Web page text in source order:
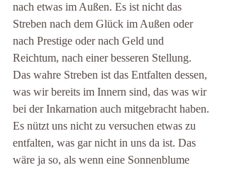
nach etwas im Außen. Es ist nicht das
Streben nach dem Glück im Außen oder
nach Prestige oder nach Geld und
Reichtum, nach einer besseren Stellung.
Das wahre Streben ist das Entfalten dessen,
was wir bereits im Innern sind, das was wir
bei der Inkarnation auch mitgebracht haben.
Es nützt uns nicht zu versuchen etwas zu
entfalten, was gar nicht in uns da ist. Das
wäre ja so, als wenn eine Sonnenblume